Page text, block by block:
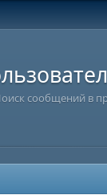
сообщений в